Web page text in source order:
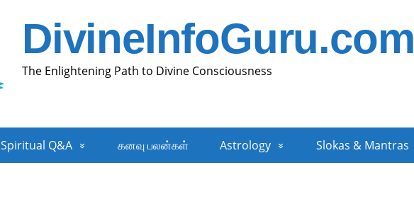
DivineInfoGuru.com
The Enlightening Path to Divine Consciousness
Spiritual Q&A கனவு பலன்கள் Astrology Slokas & Mantras